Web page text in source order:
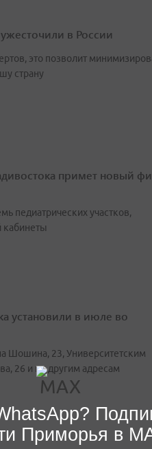
в России
это позволит
страну
примет новый
педиатрических участков,
установили в июле во
Шошина, 23, Университетским
26 и по другим адресам
Приморья в